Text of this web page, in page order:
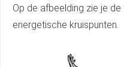
Op de afbeelding zie je
energetische kruispunten.